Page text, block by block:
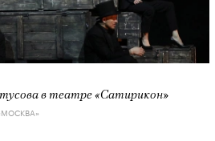
в театре «Сатирикон»